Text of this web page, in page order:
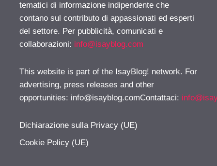
tematici di informazione indipendente che
contano sul contributo di appassionati ed esperti
del settore. Per pubblicità, comunicati e
collaborazioni: info@isayblog.com
This website is part of the IsayBlog! network. For
advertising, press releases and other
opportunities: info@isayblog.comContattaci:
Dichiarazione sulla Privacy (UE)
Cookie Policy (UE)